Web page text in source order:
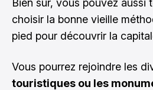
Bien sûr, vous pouvez aussi
choisir la bonne vieille
pied pour découvrir la
Vous pourrez rejoindre les
touristiques ou les